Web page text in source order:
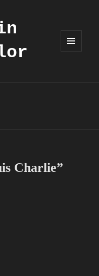
Charlie”